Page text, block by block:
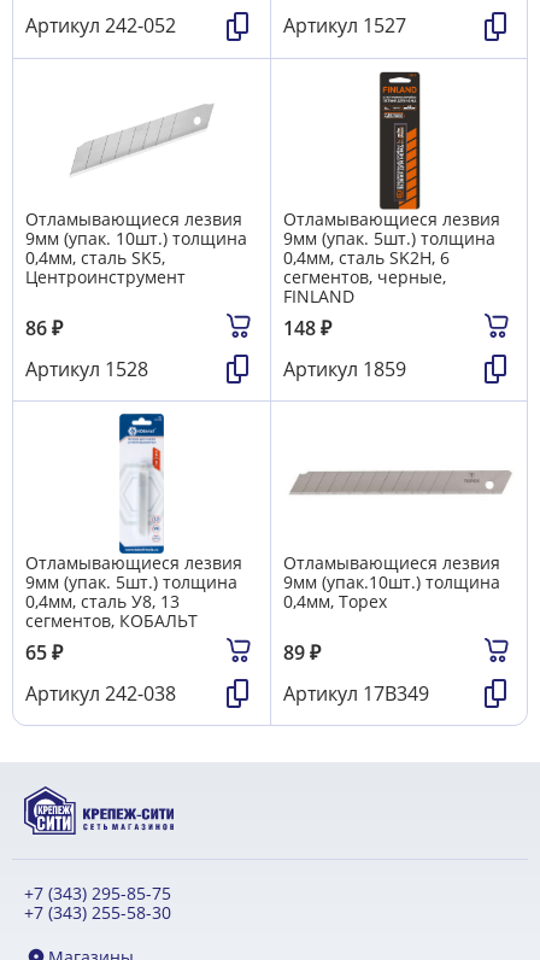
Артикул 242-052
Артикул 1527
Отламывающиеся лезвия
9мм (упак. 10шт.) толщина
0,4мм, сталь SK5,
Центроинструмент
86₽
Артикул 1528
Отламывающиеся лезвия
9мм (упак. 5шт.) толщина
0,4мм, сталь SK2H, 6
сегментов, черные,
FINLAND
148₽
Артикул 1859
Отламывающиеся лезвия
9мм (упак. 5шт.) толщина
0,4мм, сталь У8, 13
сегментов, КОБАЛЬТ
65₽
Артикул 242-038
Отламывающиеся лезвия
9мм (упак.10шт.) толщина
0,4мм, Topex
89₽
Артикул 17B349
+7 (343) 295-85-75
+7 (343) 255-58-30